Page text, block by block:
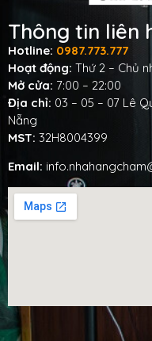
Thông tin liên
Hotline: 0987.773.777
Hoạt động: Thứ 2 – Chủ
Mở cửa: 7:00 – 22:00
Địa chỉ: 03 – 05 – 07 Lê
Nẵng
MST: 32H8004399
Email: